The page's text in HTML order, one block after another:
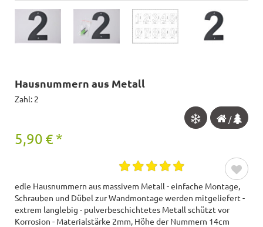
Hausnummern aus Metall
Zahl: 2
/
5,90 € *
edle Hausnummern aus massivem Metall - einfache Montage,
Schrauben und Dübel zur Wandmontage werden mitgeliefert -
extrem langlebig - pulverbeschichtetes Metall schützt vor
Korrosion - Materialstärke 2mm, Höhe der Nummern 14cm